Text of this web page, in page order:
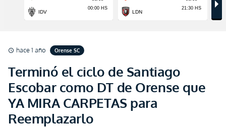
schedule hace 1 año Orense SC
Terminó el ciclo de Santiago
Escobar como DT de Orense que
YA MIRA CARPETAS para
Reemplazarlo